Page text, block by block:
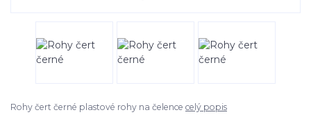
Rohy čert černé plastové rohy na čelence celý popis